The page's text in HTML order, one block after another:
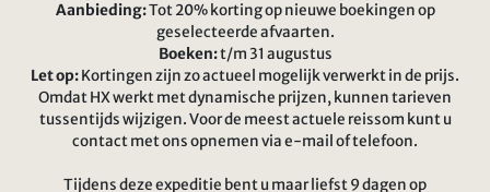
Aanbieding:Tot 20% korting op nieuwe boekingen op
geselecteerde afvaarten.
Boeken:t/m 31 augustus
Let op:Kortingen zijn zo actueel mogelijk verwerkt in de prijs.
Omdat HX werkt met dynamische prijzen, kunnen tarieven
tussentijds wijzigen. Voor de meest actuele reissom kunt u
contact met ons opnemen via e-mail of telefoon.
Tijdens deze expeditie bent u maar liefst 9 dagen op